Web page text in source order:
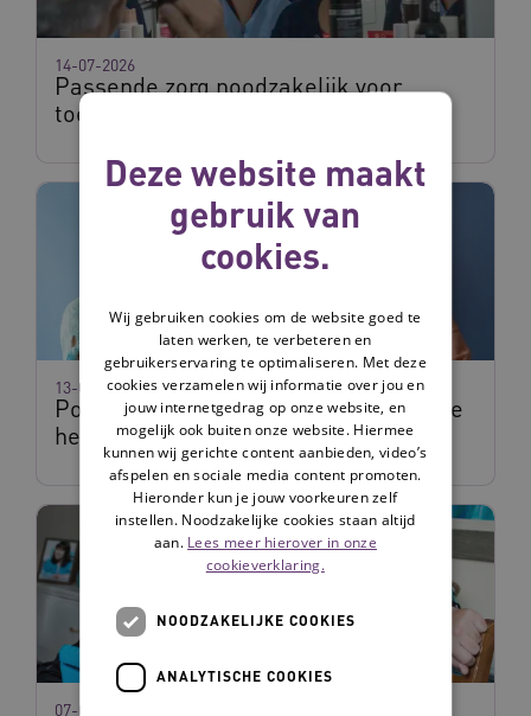
Passende zorg noodzakelijk voor
toegankelijkheid zorg
14-07-2026
Podcast: hoe zet je als zorgorganisatie
het leven meer centraal?
13-07-2026
07-07-2026
Deze website maakt
gebruik van
cookies.
Wij gebruiken cookies om de website goed te
laten werken, te verbeteren en
gebruikerservaring te optimaliseren. Met deze
cookies verzamelen wij informatie over jou en
jouw internetgedrag op onze website, en
mogelijk ook buiten onze website. Hiermee
kunnen wij gerichte content aanbieden, video’s
afspelen en sociale media content promoten.
Hieronder kun je jouw voorkeuren zelf
instellen. Noodzakelijke cookies staan altijd
aan. Lees meer hierover in onze
cookieverklaring.
NOODZAKELIJKE COOKIES
ANALYTISCHE COOKIES